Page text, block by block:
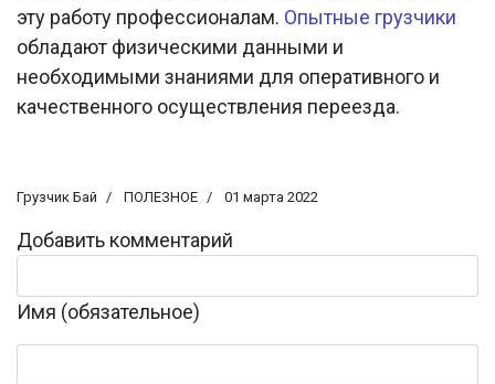
эту работу профессионалам. Опытные грузчики
обладают физическими данными и
необходимыми знаниями для оперативного и
качественного осуществления переезда.
Грузчик Бай ПОЛЕЗНОЕ 01 марта 2022
Добавить комментарий
Имя (обязательное)